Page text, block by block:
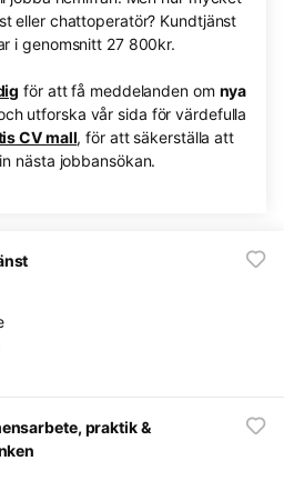
eller chattoperatör? Kundtjänst
i genomsnitt 27 800kr.
för att få meddelanden om nya
utforska vår sida för värdefulla
CV mall, för att säkerställa att
nästa jobbansökan.
praktik &